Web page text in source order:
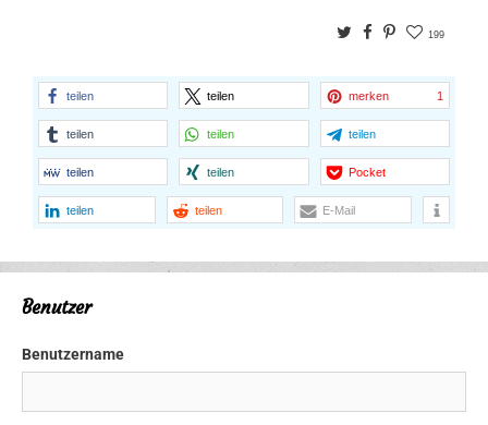
TwitterFacebook
Pinterest
199
teilen teilen merken 1
teilen teilen teilen
teilen teilen Pocket
teilen teilen E-Mail
Benutzer
Benutzername